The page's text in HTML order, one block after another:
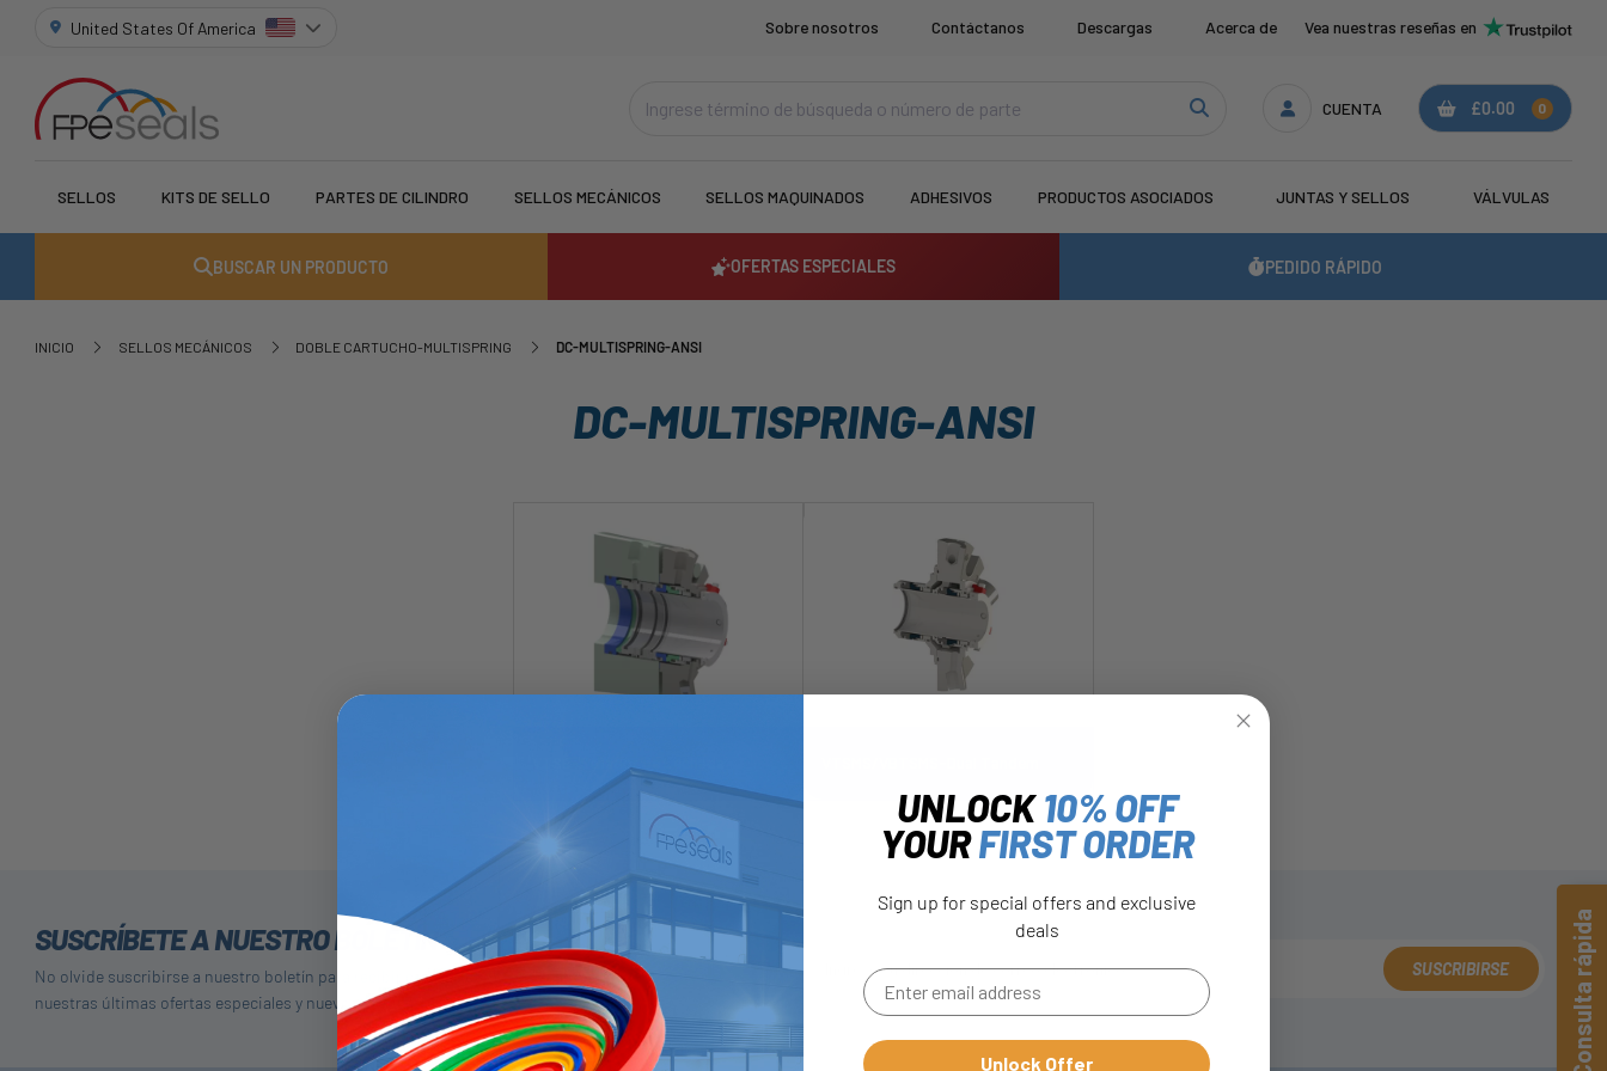
United States Of America Sobre nosotros Contáctanos Descargas Acerca de Vea nuestras reseñas en
CUENTA £0.00 0
SELLOS KITS DE SELLO PARTES DE CILINDRO SELLOS MECÁNICOS SELLOS MAQUINADOS ADHESIVOS PRODUCTOS ASOCIADOS JUNTAS Y SELLOS VÁLVULAS
BUSCAR UN PRODUCTO OFERTAS ESPECIALES PEDIDO RÁPIDO
INICIO SELLOS MECÁNICOS DOBLE CARTUCHO-MULTISPRING DC-MULTISPRING-ANSI
DC-MULTISPRING-ANSI
SUSCRÍBETE A NUESTRO BOLETÍN
No olvide suscribirse a nuestro boletín para recibir detalles de
nuestras últimas ofertas especiales y nuevos productos.
SUSCRIBIRSE Consulta rápida
UNLOCK10% OFF
YOURFIRST ORDER
Sign up for special offers and exclusive
deals
Unlock Offer